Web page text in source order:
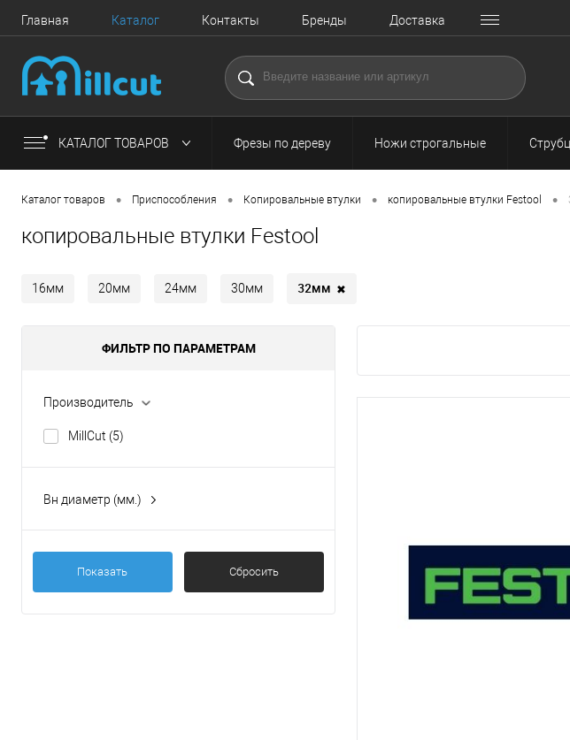
Главная Каталог Контакты Бренды Доставка
КАТАЛОГ ТОВАРОВ Фрезы по дереву Ножи строгальные
Каталог товаров • Приспособления • Копировальные втулки • копировальные втулки Festool •
копировальные втулки Festool
16мм 20мм 24мм 30мм 32мм ✖
ФИЛЬТР ПО ПАРАМЕТРАМ
Производитель
MillCut (5)
Вн диаметр (мм.)
Показать Сбросить